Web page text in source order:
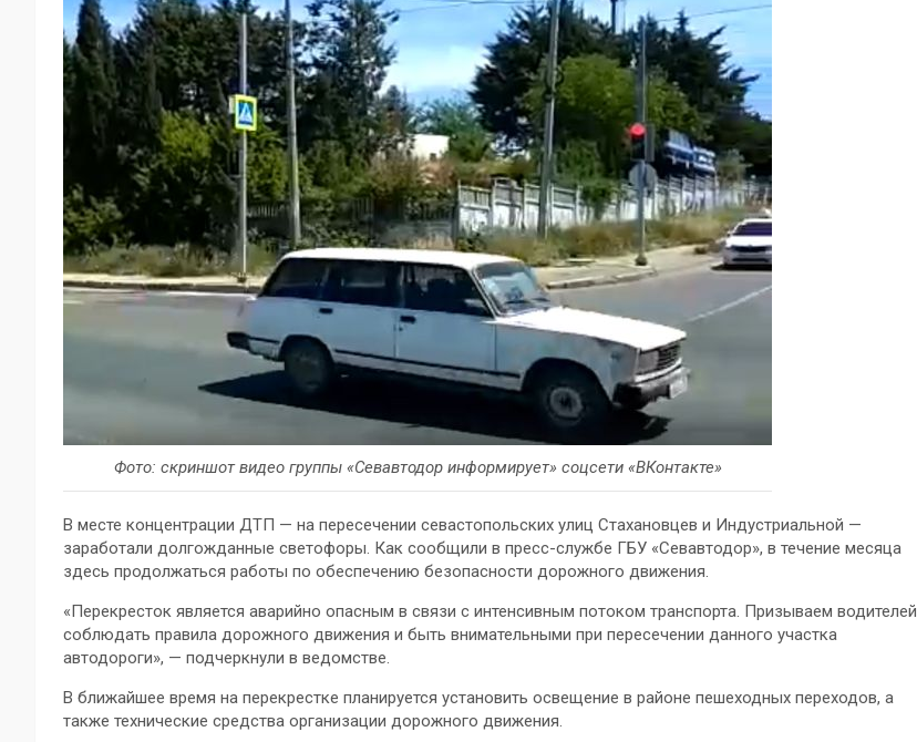
Фото: скриншот видео группы «Севавтодор информирует» соцсети «ВКонтакте»
В месте концентрации ДТП — на пересечении севастопольских улиц Стахановцев и Индустриальной —
заработали долгожданные светофоры. Как сообщили в пресс-службе ГБУ «Севавтодор», в течение месяца
здесь продолжаться работы по обеспечению безопасности дорожного движения.
«Перекресток является аварийно опасным в связи с интенсивным потоком транспорта. Призываем водителей
соблюдать правила дорожного движения и быть внимательными при пересечении данного участка
автодороги», — подчеркнули в ведомстве.
В ближайшее время на перекрестке планируется установить освещение в районе пешеходных переходов, а
также технические средства организации дорожного движения.